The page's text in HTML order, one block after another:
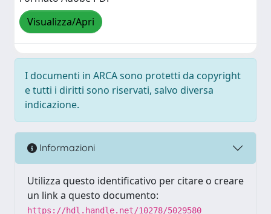
Visualizza/Apri
I documenti in ARCA sono protetti da copyright
e tutti i diritti sono riservati, salvo diversa
indicazione.
Informazioni
Utilizza questo identificativo per citare o creare
un link a questo documento:
https://hdl.handle.net/10278/5029580